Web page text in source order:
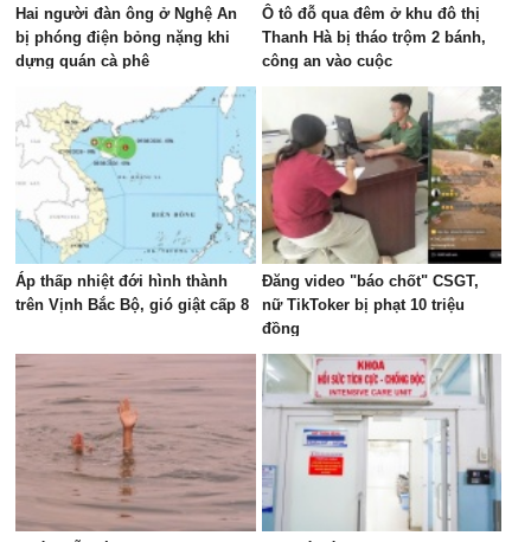
Hai người đàn ông ở Nghệ An
bị phóng điện bỏng nặng khi
dựng quán cà phê
Ô tô đỗ qua đêm ở khu đô thị
Thanh Hà bị tháo trộm 2 bánh,
công an vào cuộc
Áp thấp nhiệt đới hình thành
trên Vịnh Bắc Bộ, gió giật cấp 8
Đăng video "báo chốt" CSGT,
nữ TikToker bị phạt 10 triệu
đồng